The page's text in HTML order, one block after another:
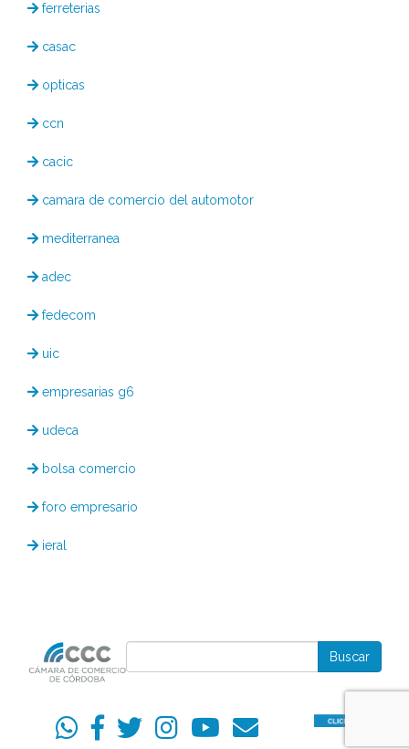
ferreterias
casac
opticas
ccn
cacic
camara de comercio del automotor
mediterranea
adec
fedecom
uic
empresarias g6
udeca
bolsa comercio
foro empresario
ieral